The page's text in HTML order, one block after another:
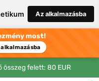
Az alkalmazásba
most!
alkalmazásba
összeg felett: 80 EUR